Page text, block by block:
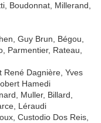
Boudonnat, Millerand,
Guy Brun, Bégou,
Parmentier, Rateau,
René Dagnière, Yves
Hamedi
Muller, Billard,
Léraudi
Custodio Dos Reis,